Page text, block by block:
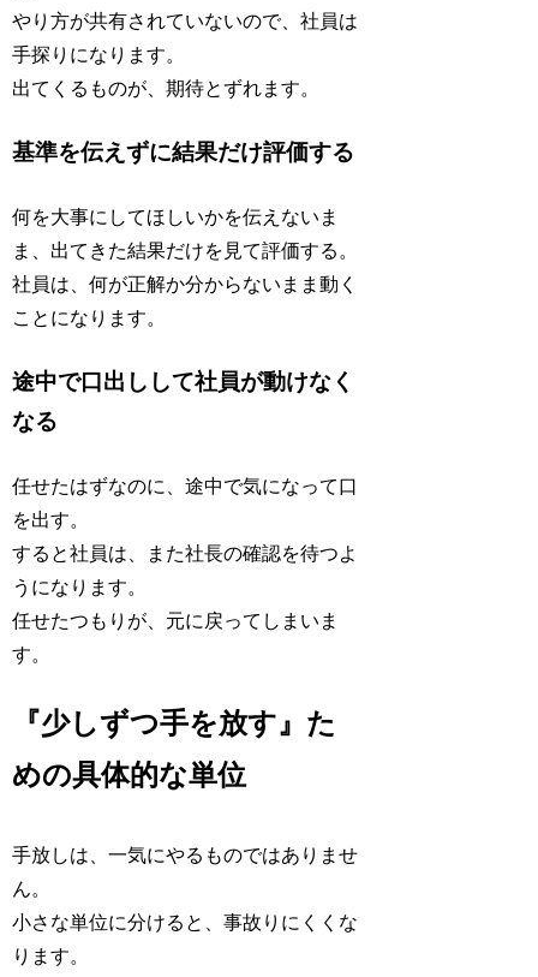
やり方が共有されていないので、社員は
手探りになります。
出てくるものが、期待とずれます。
基準を伝えずに結果だけ評価する
何を大事にしてほしいかを伝えないま
ま、出てきた結果だけを見て評価する。
社員は、何が正解か分からないまま動く
ことになります。
途中で口出しして社員が動けなく
なる
任せたはずなのに、途中で気になって口
を出す。
すると社員は、また社長の確認を待つよ
うになります。
任せたつもりが、元に戻ってしまいま
す。
『少しずつ手を放す』た
めの具体的な単位
手放しは、一気にやるものではありませ
ん。
小さな単位に分けると、事故りにくくな
ります。